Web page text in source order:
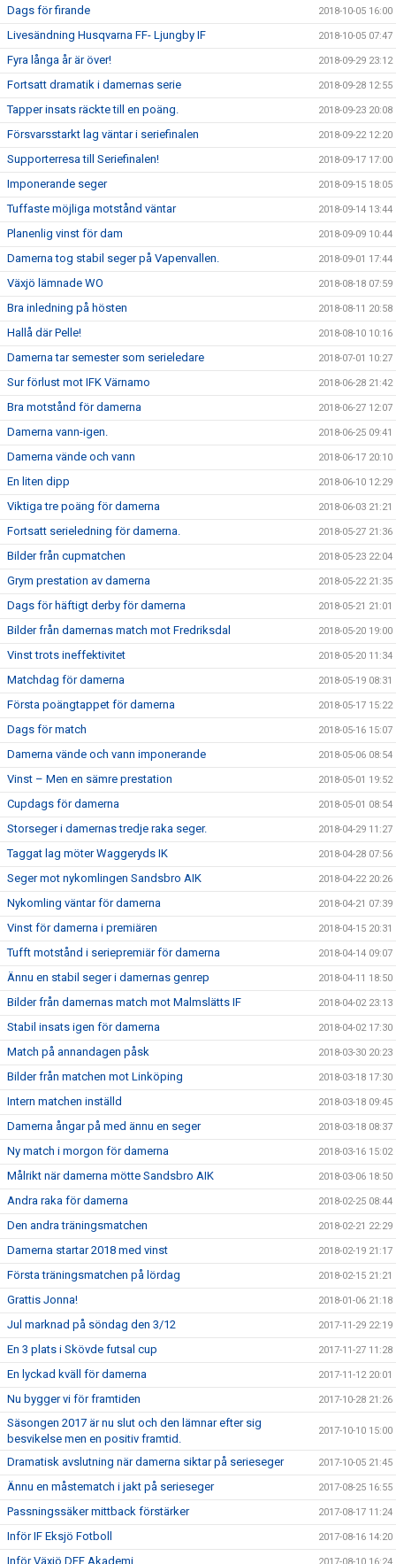
Dags för firande 2018-10-05 16:00
Livesändning Husqvarna FF- Ljungby IF 2018-10-05 07:47
Fyra långa år är över! 2018-09-29 23:12
Fortsatt dramatik i damernas serie 2018-09-28 12:55
Tapper insats räckte till en poäng. 2018-09-23 20:08
Försvarsstarkt lag väntar i seriefinalen 2018-09-22 12:20
Supporterresa till Seriefinalen! 2018-09-17 17:00
Imponerande seger 2018-09-15 18:05
Tuffaste möjliga motstånd väntar 2018-09-14 13:44
Planenlig vinst för dam 2018-09-09 10:44
Damerna tog stabil seger på Vapenvallen. 2018-09-01 17:44
Växjö lämnade WO 2018-08-18 07:59
Bra inledning på hösten 2018-08-11 20:58
Hallå där Pelle! 2018-08-10 10:16
Damerna tar semester som serieledare 2018-07-01 10:27
Sur förlust mot IFK Värnamo 2018-06-28 21:42
Bra motstånd för damerna 2018-06-27 12:07
Damerna vann-igen. 2018-06-25 09:41
Damerna vände och vann 2018-06-17 20:10
En liten dipp 2018-06-10 12:29
Viktiga tre poäng för damerna 2018-06-03 21:21
Fortsatt serieledning för damerna. 2018-05-27 21:36
Bilder från cupmatchen 2018-05-23 22:04
Grym prestation av damerna 2018-05-22 21:35
Dags för häftigt derby för damerna 2018-05-21 21:01
Bilder från damernas match mot Fredriksdal 2018-05-20 19:00
Vinst trots ineffektivitet 2018-05-20 11:34
Matchdag för damerna 2018-05-19 08:31
Första poängtappet för damerna 2018-05-17 15:22
Dags för match 2018-05-16 15:07
Damerna vände och vann imponerande 2018-05-06 08:54
Vinst – Men en sämre prestation 2018-05-01 19:52
Cupdags för damerna 2018-05-01 08:54
Storseger i damernas tredje raka seger. 2018-04-29 11:27
Taggat lag möter Waggeryds IK 2018-04-28 07:56
Seger mot nykomlingen Sandsbro AIK 2018-04-22 20:26
Nykomling väntar för damerna 2018-04-21 07:39
Vinst för damerna i premiären 2018-04-15 20:31
Tufft motstånd i seriepremiär för damerna 2018-04-14 09:07
Ännu en stabil seger i damernas genrep 2018-04-11 18:50
Bilder från damernas match mot Malmslätts IF 2018-04-02 23:13
Stabil insats igen för damerna 2018-04-02 17:30
Match på annandagen påsk 2018-03-30 20:23
Bilder från matchen mot Linköping 2018-03-18 17:30
Intern matchen inställd 2018-03-18 09:45
Damerna ångar på med ännu en seger 2018-03-18 08:37
Ny match i morgon för damerna 2018-03-16 15:02
Målrikt när damerna mötte Sandsbro AIK 2018-03-06 18:50
Andra raka för damerna 2018-02-25 08:44
Den andra träningsmatchen 2018-02-21 22:29
Damerna startar 2018 med vinst 2018-02-19 21:17
Första träningsmatchen på lördag 2018-02-15 21:21
Grattis Jonna! 2018-01-06 21:18
Jul marknad på söndag den 3/12 2017-11-29 22:19
En 3 plats i Skövde futsal cup 2017-11-27 11:28
En lyckad kväll för damerna 2017-11-12 20:01
Nu bygger vi för framtiden 2017-10-28 21:26
Säsongen 2017 är nu slut och den lämnar efter sig
besvikelse men en positiv framtid.
2017-10-10 15:00
Dramatisk avslutning när damerna siktar på serieseger 2017-10-05 21:45
Ännu en måstematch i jakt på serieseger 2017-08-25 16:55
Passningssäker mittback förstärker 2017-08-17 11:24
Inför IF Eksjö Fotboll 2017-08-16 14:20
Inför Växjö DFF Akademi